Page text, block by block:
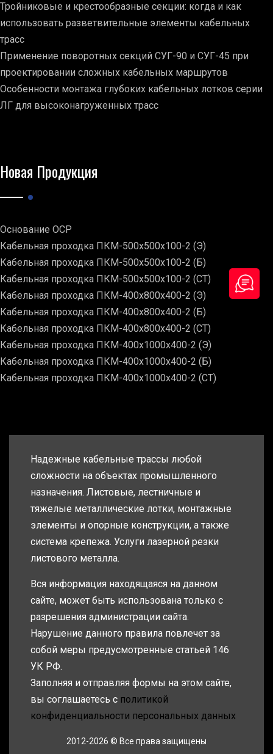
Тройниковые и крестообразные секции: когда и как
использовать разветвительные элементы кабельных
трасс
Применение поворотных секций СУГ-90 и СУГ-45 при
проектировании сложных кабельных маршрутов
Особенности монтажа глубоких кабельных лотков серии
ЛГ для высоконагруженных трасс
Новая Продукция
Основание ОСР
Кабельная проходка ПКМ-500х500х100-2 (Э)
Кабельная проходка ПКМ-500х500х100-2 (Б)
Кабельная проходка ПКМ-500х500х100-2 (СТ)
Кабельная проходка ПКМ-400х800х400-2 (Э)
Кабельная проходка ПКМ-400х800х400-2 (Б)
Кабельная проходка ПКМ-400х800х400-2 (СТ)
Кабельная проходка ПКМ-400х1000х400-2 (Э)
Кабельная проходка ПКМ-400х1000х400-2 (Б)
Кабельная проходка ПКМ-400х1000х400-2 (СТ)
Надежные кабельные трассы любой
сложности на объектах промышленного
назначения. Листовые, лестничные и
тяжелые металлические лотки, монтажные
элементы и опорные конструкции, а также
система крепежа. Услуги лазерной резки
листового металла.
Вся информация находящаяся на данном
сайте, может быть использована только с
разрешения администрации сайта.
Нарушение данного правила повлечет за
собой меры предусмотренные статьей 146
УК РФ.
Заполняя и отправляя формы на этом сайте,
вы соглашаетесь с политикой
конфиденциальности персональных данных
2012-2026 © Все права защищены